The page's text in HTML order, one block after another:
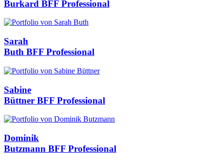
Burkard BFF Professional
Sarah
Buth BFF Professional
Sabine
Büttner BFF Professional
Dominik
Butzmann BFF Professional